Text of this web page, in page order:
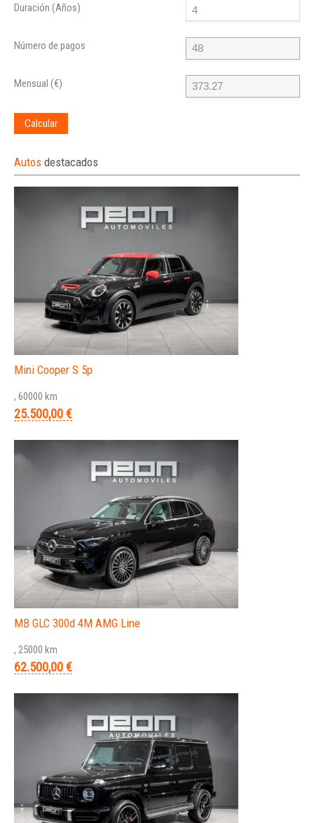
Duración (Años)
Número de pagos
Mensual (€)
Calcular
Autos destacados
Mini Cooper S 5p
, 60000 km
25.500,00 €
MB GLC 300d 4M AMG Line
, 25000 km
62.500,00 €